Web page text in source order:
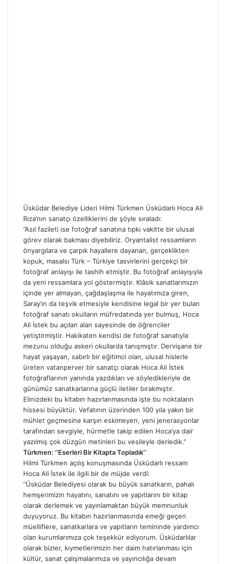
Üsküdar Belediye Lideri Hilmi Türkmen Üsküdarlı Hoca Ali
Rıza’nın sanatçı özelliklerini de şöyle sıraladı:
‘’Asıl fazileti ise fotoğraf sanatına tıpkı vakitte bir ulusal
görev olarak bakması diyebiliriz. Oryantalist ressamların
önyargılara ve çarpık hayallere dayanan, gerçeklikten
kopuk, masalsı Türk – Türkiye tasvirlerini gerçekçi bir
fotoğraf anlayışı ile tashih etmiştir. Bu fotoğraf anlayışıyla
da yeni ressamlara yol göstermiştir. Klâsik sanatlarımızın
içinde yer almayan, çağdaşlaşma ile hayatımıza giren,
Saray’ın da teşvik etmesiyle kendisine legal bir yer bulan
fotoğraf sanatı okulların müfredatında yer bulmuş, Hoca
Ali İstek bu açılan alan sayesinde de öğrenciler
yetiştirmiştir. Hakikaten kendisi de fotoğraf sanatıyla
mezunu olduğu askeri okullarda tanışmıştır. Dervişane bir
hayat yaşayan, sabırlı bir eğitimci olan, ulusal hislerle
üreten vatanperver bir sanatçı olarak Hoca Ali İstek
fotoğraflarının yanında yazdıkları ve söyledikleriyle de
günümüz sanatkarlarına güçlü iletiler bırakmıştır.
Elinizdeki bu kitabın hazırlanmasında işte bu noktaların
hissesi büyüktür. Vefatının üzerinden 100 yıla yakın bir
mühlet geçmesine karşın eskimeyen, yeni jenerasyonlar
tarafından sevgiyle, hürmetle takip edilen Hoca’ya dair
yazılmış çok düzgün metinleri bu vesileyle derledik.’’
Türkmen: ‘’Eserleri Bir Kitapta Topladık’’
Hilmi Türkmen açılış konuşmasında Üsküdarlı ressam
Hoca Ali İstek ile ilgili bir de müjde verdi:
‘’Üsküdar Belediyesi olarak bu büyük sanatkarın, pahalı
hemşerimizin hayatını, sanatını ve yapıtlarını bir kitap
olarak derlemek ve yayınlamaktan büyük memnunluk
duyuyoruz. Bu kitabın hazırlanmasında emeği geçen
müelliflere, sanatkarlara ve yapıtların temininde yardımcı
olan kurumlarımıza çok teşekkür ediyorum. Üsküdarlılar
olarak bizler, kıymetlerimizin her daim hatırlanması için
kültür, sanat çalışmalarımıza ve yayıncılığa devam